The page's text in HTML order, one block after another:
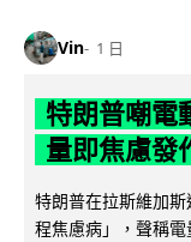
Vin 1 日
特朗普嘲電
量即焦慮發
特朗普在拉斯維加
程焦慮病」，聲稱